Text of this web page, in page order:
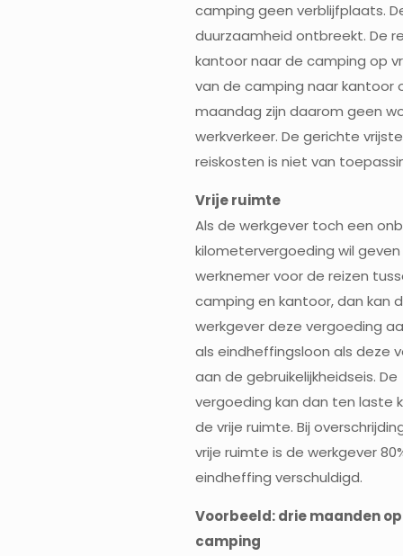
camping geen verblijfplaats.
duurzaamheid ontbreekt. De
kantoor naar de camping op
van de camping naar kantoor
maandag zijn daarom geen
werkverkeer. De gerichte
reiskosten is niet van
Vrije ruimte
Als de werkgever toch een
kilometervergoeding wil
werknemer voor de reizen
camping en kantoor, dan kan
werkgever deze vergoeding
als eindheffingsloon als deze
aan de gebruikelijkheidseis. De
vergoeding kan dan ten laste
de vrije ruimte. Bij
vrije ruimte is de werkgever
eindheffing verschuldigd.
Voorbeeld: drie maanden
camping